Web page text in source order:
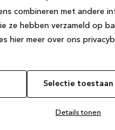
combineren met andere
ze hebben verzameld op
hier meer over ons
Selectie toestaan
Details tonen
while loading